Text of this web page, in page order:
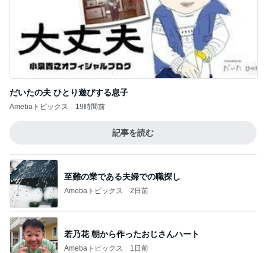
だいたの夫 ひとり遊びする息子
Amebaトピックス 19時間前
記事を読む
至難の業である夫婦での職探し
Amebaトピックス 2日前
若乃花 朝から作ったおじさんハート
Amebaトピックス 1日前